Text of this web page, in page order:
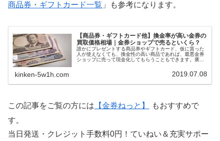
商品券・ギフトカード一覧 」も参考になります。
【商品券・ギフトカード他】換金率が高い金券の
買取価格相場｜金券ショップで売るといくら？
誰かにプレゼントする商品券やギフトカード、仮に貰った
人が使えなくても、換金性の高い商品であれば、最悪金券
ショップに売って現金化してもらうこともできます。褒め
品券やギフトカードを選ぶと、自然に利用できる店舗が多
い金券をプレゼントすることにもなります。今回は、換金
kinken-5w1h.com 2019.07.08
この記事をご覧の方には 【金券ねっと】
もおすすめで
す。
当日発送・クレジット手数料0円！ていねい＆充実サポー